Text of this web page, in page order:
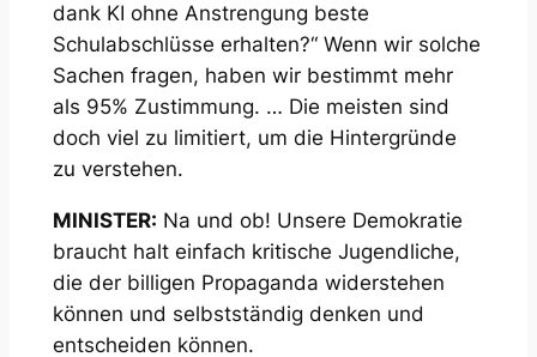
dank KI ohne Anstrengung beste
Schulabschlüsse erhalten?“ Wenn wir solche
Sachen fragen, haben wir bestimmt mehr
als 95% Zustimmung. … Die meisten sind
doch viel zu limitiert, um die Hintergründe
zu verstehen.
MINISTER: Na und ob! Unsere Demokratie
braucht halt einfach kritische Jugendliche,
die der billigen Propaganda widerstehen
können und selbstständig denken und
entscheiden können.